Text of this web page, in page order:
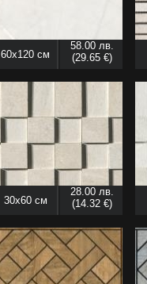
60x120 см
58.00 лв.
(29.65 €)
30x60 см
28.00 лв.
(14.32 €)